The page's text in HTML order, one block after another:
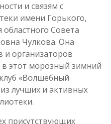
и связям с
имени Горького,
областного Совета
Чулкова. Она
и организаторов
в этот морозный зимний
«Волшебный
лучших и активных
присутствующих